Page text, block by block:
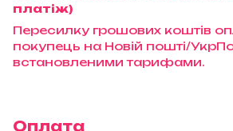
платіж)
Пересилку грошових коштів
покупець на Новій пошті/
встановленими тарифами.
Оплата